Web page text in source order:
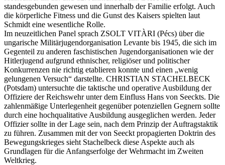
standesgebunden gewesen und innerhalb der Familie erfolgt. Auch
die körperliche Fitness und die Gunst des Kaisers spielten laut
Schmidt eine wesentliche Rolle.
Im neuzeitlichen Panel sprach ZSOLT VITÀRI (Pécs) über die
ungarische Militärjugendorganisation Levante bis 1945, die sich im
Gegenteil zu anderen faschistischen Jugendorganisationen wie der
Hitlerjugend aufgrund ethnischer, religiöser und politischer
Konkurrenzen nie richtig etablieren konnte und einen „wenig
gelungenen Versuch“ darstellte. CHRISTIAN STACHELBECK
(Potsdam) untersuchte die taktische und operative Ausbildung der
Offiziere der Reichswehr unter dem Einfluss Hans von Seeckts. Die
zahlenmäßige Unterlegenheit gegenüber potenziellen Gegnern sollte
durch eine hochqualitative Ausbildung ausgeglichen werden. Jeder
Offizier sollte in der Lage sein, nach dem Prinzip der Auftragstaktik
zu führen. Zusammen mit der von Seeckt propagierten Doktrin des
Bewegungskrieges sieht Stachelbeck diese Aspekte auch als
Grundlagen für die Anfangserfolge der Wehrmacht im Zweiten
Weltkrieg.